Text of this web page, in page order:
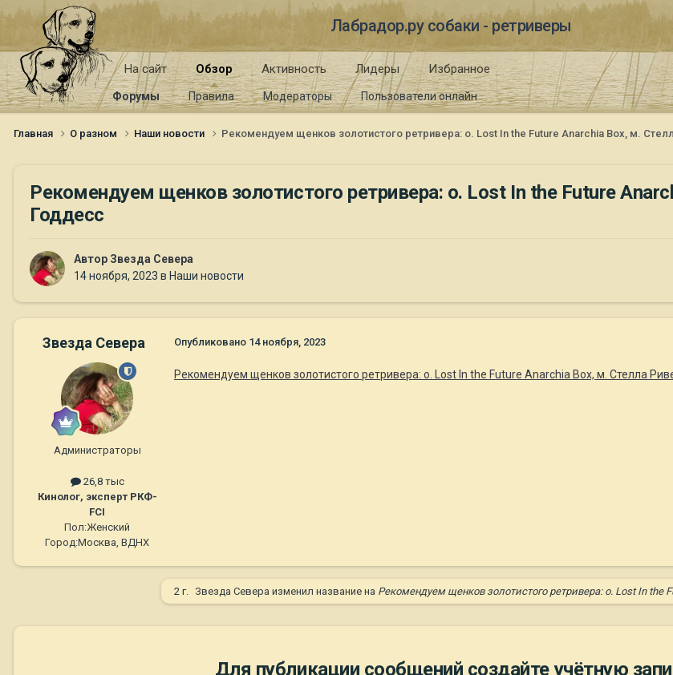
Лабрадор.ру собаки - ретриверы
На сайт Обзор
Форумы Правила Модераторы Пользователи онлайн
Активность Лидеры Избранное
Главная О разном Наши новости Рекомендуем щенков золотистого ретривера: о. Lost In the Future Anarchia Box, м.
Рекомендуем щенков золотистого ретривера: о. Lost In the Future
Годдесс
Автор Звезда Севера
14 ноября, 2023 в Наши новости
Звезда Севера
Администраторы
26,8 тыс
Кинолог, эксперт РКФ-
FCI
Пол:Женский
Город:Москва, ВДНХ
Опубликовано 14 ноября, 2023
Рекомендуем щенков золотистого ретривера: о. Lost In the Future Anarchia Box, м. Стелла
2 г. Звезда Севера изменил название на Рекомендуем щенков золотистого ретривера: о. Lost In
Для публикации сообщений создайте учётную